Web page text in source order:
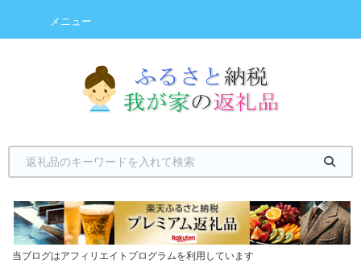
メニュー
当ブログはアフィリエイトプログラムを利用しています